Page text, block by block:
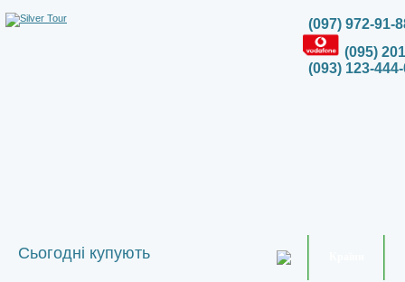
(097) 972-91-
(095)
(093) 123-
Сьогодні купують